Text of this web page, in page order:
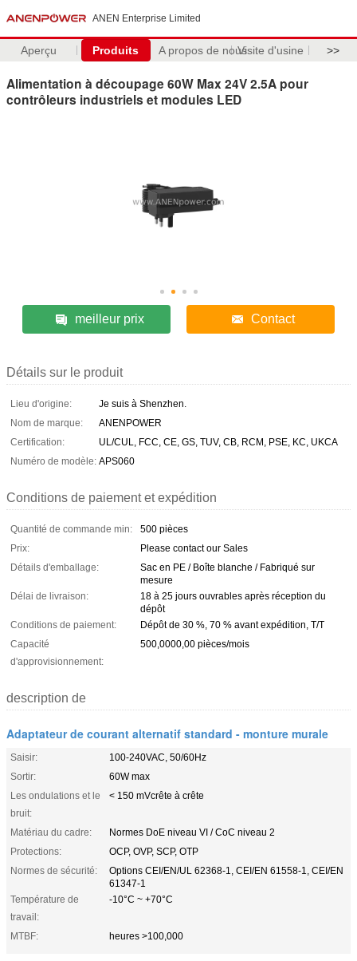
ANEN Enterprise Limited
Aperçu Produits A propos de nousVisite d'usine >>
Alimentation à découpage 60W Max 24V 2.5A pour
contrôleurs industriels et modules LED
meilleur prix Contact
Détails sur le produit
Lieu d'origine:
Je suis à Shenzhen.
Nom de marque:
ANENPOWER
Certification:
UL/CUL, FCC, CE, GS, TUV, CB, RCM, PSE, KC, UKCA
Numéro de modèle: APS060
Conditions de paiement et expédition
Quantité de commande min:
500 pièces
Prix:
Please contact our Sales
Détails d'emballage:
Sac en PE / Boîte blanche / Fabriqué sur
mesure
Délai de livraison:
18 à 25 jours ouvrables après réception du
dépôt
Conditions de paiement:
Dépôt de 30 %, 70 % avant expédition, T/T
Capacité
d'approvisionnement:
500,0000,00 pièces/mois
description de
Adaptateur de courant alternatif standard - monture murale
Saisir:
100-240VAC, 50/60Hz
Sortir:
60W max
Les ondulations et le
bruit:
< 150 mVcrête à crête
Matériau du cadre:
Normes DoE niveau VI / CoC niveau 2
Protections:
OCP, OVP, SCP, OTP
Normes de sécurité:
Options CEI/EN/UL 62368-1, CEI/EN 61558-1, CEI/EN
61347-1
Température de
travail:
-10°C ~ +70°C
MTBF: heures >100,000